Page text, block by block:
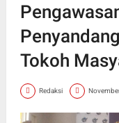
Tokoh
Redaksi